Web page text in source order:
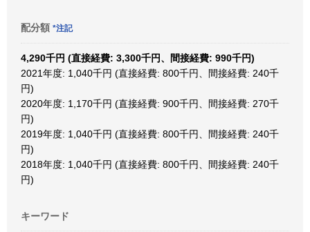
配分額 *注記
4,290千円 (直接経費: 3,300千円、間接経費: 990千円)
2021年度: 1,040千円 (直接経費: 800千円、間接経費: 240千
円)
2020年度: 1,170千円 (直接経費: 900千円、間接経費: 270千
円)
2019年度: 1,040千円 (直接経費: 800千円、間接経費: 240千
円)
2018年度: 1,040千円 (直接経費: 800千円、間接経費: 240千
円)
キーワード